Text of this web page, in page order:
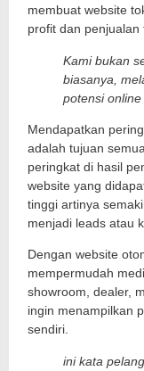
membuat website
profit dan
Kami bukan
biasanya,
potensi online
Mendapatkan
adalah tujuan
peringkat di hasil
website yang
tinggi artinya
menjadi leads atau
Dengan website
mempermudah
showroom, dealer,
ingin menampilkan
sendiri.
ini kata